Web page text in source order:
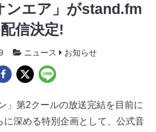
ンエア」がstand.fm
信決定!
ニュース お知らせ
」第2クールの放送完結を目前に
に深める特別企画として、公式音